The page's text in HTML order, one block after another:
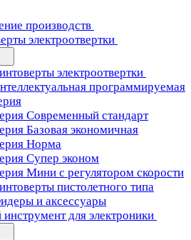
производств
электроотвертки
электроотвертки
программируемая
Современный стандарт
Базовая экономичная
Норма
Cупер эконом
Мини с регулятором скорости
пистолетного типа
и аксессуары
для электроники